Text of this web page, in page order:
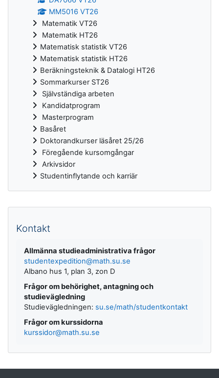
MM5016 VT26
Matematik VT26
Matematik HT26
Matematisk statistik VT26
Matematisk statistik HT26
Beräkningsteknik & Datalogi HT26
Sommarkurser ST26
Självständiga arbeten
Kandidatprogram
Masterprogram
Basåret
Doktorandkurser läsåret 25/26
Föregående kursomgångar
Arkivsidor
Studentinflytande och karriär
Kompletterande block
Kontakt
Allmänna studieadministrativa frågor
studentexpedition@math.su.se
Albano hus 1, plan 3, zon D
Frågor om behörighet, antagning och
studievägledning
Studievägledningen: su.se/math/studentkontakt
Frågor om kurssidorna
kurssidor@math.su.se